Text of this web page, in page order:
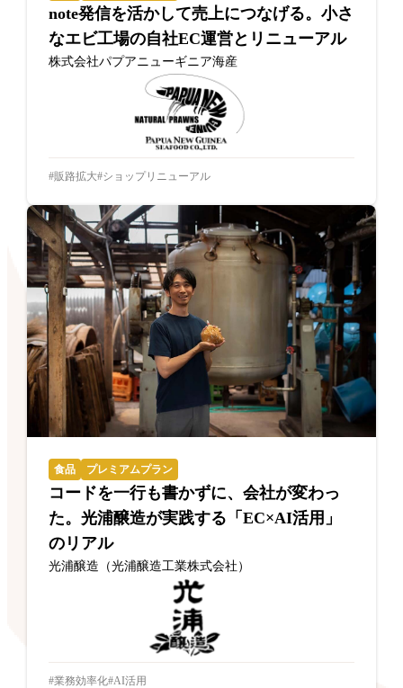
note発信を活かして売上につなげる。小さ
なエビ工場の自社EC運営とリニューアル
株式会社パプアニューギニア海産
販路拡大 ショップリニューアル
食品 プレミアムプラン
コードを一行も書かずに、会社が変わっ
た。光浦醸造が実践する「EC×AI活用」
のリアル
光浦醸造（光浦醸造工業株式会社）
業務効率化 AI活用